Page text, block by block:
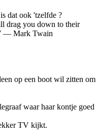
dat ook 'tzelfde ?
drag you down to their
― Mark Twain
op een boot wil zitten om
waar haar kontje goed
TV kijkt.